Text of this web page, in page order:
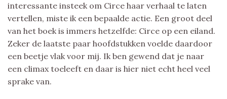
interessante insteek om Circe haar verhaal te laten
vertellen, miste ik een bepaalde actie. Een groot deel
van het boek is immers hetzelfde: Circe op een eiland.
Zeker de laatste paar hoofdstukken voelde daardoor
een beetje vlak voor mij. Ik ben gewend dat je naar
een climax toeleeft en daar is hier niet echt heel veel
sprake van.